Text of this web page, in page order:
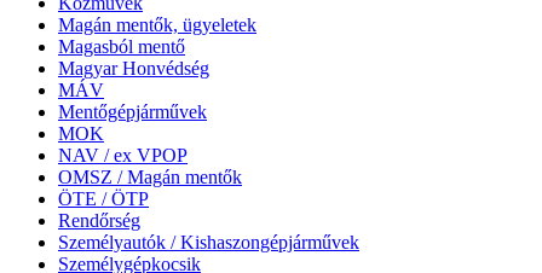
Magán mentők, ügyeletek
Magasból mentő
Magyar Honvédség
MÁV
Mentőgépjárművek
MOK
NAV / ex VPOP
OMSZ / Magán mentők
ÖTE / ÖTP
Rendőrség
Személyautók / Kishaszongépjárművek
Személygépkocsik